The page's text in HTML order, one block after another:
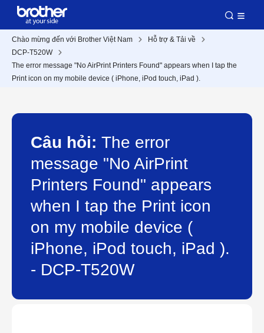
Chào mừng đến với Brother Việt Nam
Hỗ trợ & Tải về
DCP-T520W
The error message "No AirPrint Printers Found" appears when I tap the
Print icon on my mobile device ( iPhone, iPod touch, iPad ).
Câu hỏi: The error
message "No AirPrint
Printers Found" appears
when I tap the Print icon
on my mobile device (
iPhone, iPod touch, iPad ).
- DCP-T520W